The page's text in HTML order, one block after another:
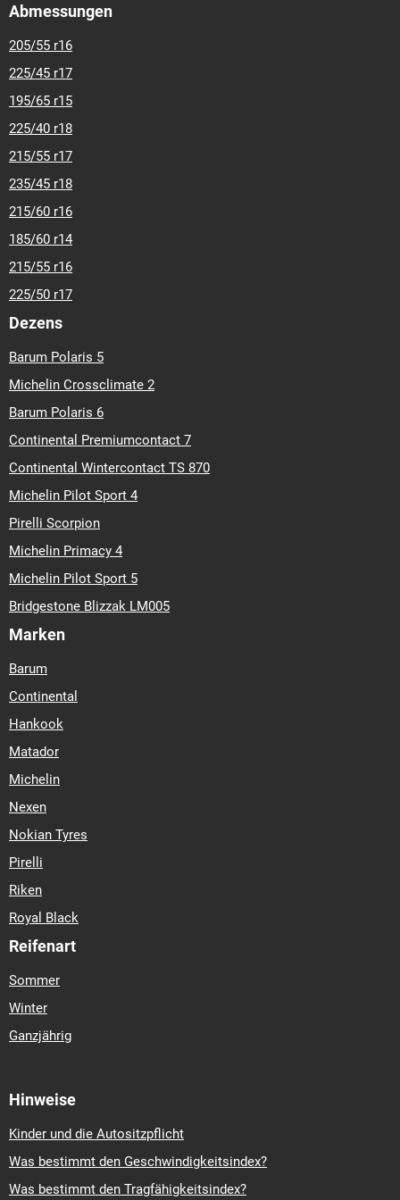
Abmessungen
205/55 r16
225/45 r17
195/65 r15
225/40 r18
215/55 r17
235/45 r18
215/60 r16
185/60 r14
215/55 r16
225/50 r17
Dezens
Barum Polaris 5
Michelin Crossclimate 2
Barum Polaris 6
Continental Premiumcontact 7
Continental Wintercontact TS 870
Michelin Pilot Sport 4
Pirelli Scorpion
Michelin Primacy 4
Michelin Pilot Sport 5
Bridgestone Blizzak LM005
Marken
Barum
Continental
Hankook
Matador
Michelin
Nexen
Nokian Tyres
Pirelli
Riken
Royal Black
Reifenart
Sommer
Winter
Ganzjährig
Hinweise
Kinder und die Autositzpflicht
Was bestimmt den Geschwindigkeitsindex?
Was bestimmt den Tragfähigkeitsindex?